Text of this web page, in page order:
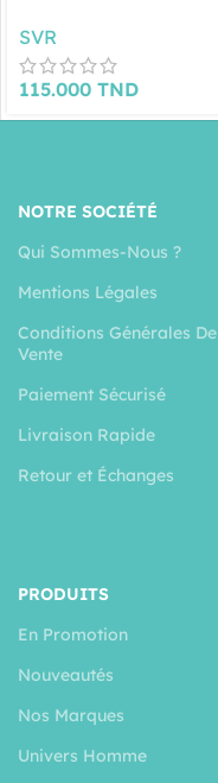
SVR
115.000 TND
NOTRE SOCIÉTÉ
Qui Sommes-Nous ?
Mentions Légales
Conditions Générales De
Vente
Paiement Sécurisé
Livraison Rapide
Retour et Échanges
PRODUITS
En Promotion
Nouveautés
Nos Marques
Univers Homme